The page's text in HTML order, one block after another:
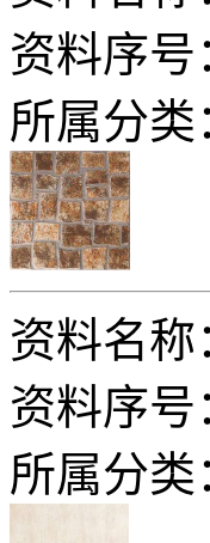
资料序号
所属分类
资料名称
资料序号
所属分类